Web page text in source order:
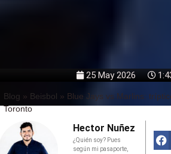
25 May 2026
Blog » Beisbol » Blue Jays vs Marlins:
Toronto
Hector Nuñez
¿Quién soy? Pues
según mi pasaporte,